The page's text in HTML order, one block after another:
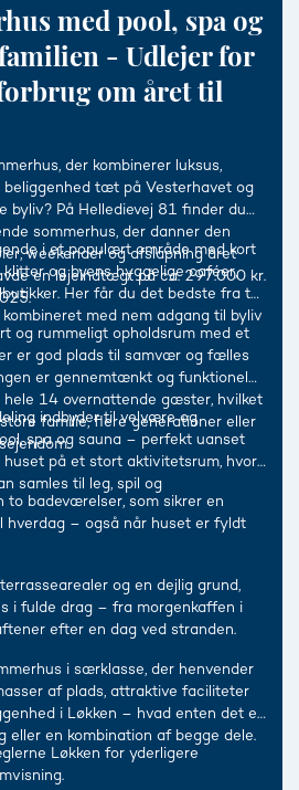
med pool, spa og
- Udlejer for
om året til
der kombinerer luksus,
tæt på Vesterhavet og
byliv? På Helledievej 81 finder du
sommerhus, der danner den
weekender og afslapning året
en lejeindtægt på ca. 297.000 kr.
i et populært område med kort
og byens hyggelige caféer,
Her får du det bedste fra to
med nem adgang til byliv
og rummeligt opholdsrum med et
er god plads til samvær og fælles
er gennemtænkt og funktionel
hele 14 overnattende gæster, hvilket
familie, flere generationer eller
indbyder til velvære og
spa og sauna – perfekt uanset
huset på et stort aktivitetsrum, hvor
samles til leg, spil og
to badeværelser, som sikrer en
hverdag – også når huset er fyldt
og en dejlig grund,
i fulde drag – fra morgenkaffen i
efter en dag ved stranden.
i særklasse, der henvender
af plads, attraktive faciliteter
i Løkken – hvad enten det er
eller en kombination af begge dele.
Løkken for yderligere